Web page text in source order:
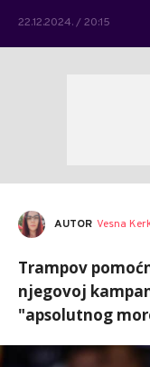
22.12.2024. / 20:15
AUTOR Vesna
Trampov
njegovoj
"apsolutnog